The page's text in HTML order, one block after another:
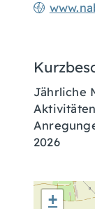
Jährliche
2026
+